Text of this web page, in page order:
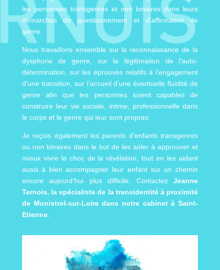
les personnes transgenres et non binaires dans leurs
démarches de questionnement et d’affirmation de
genre.
Nous travaillons ensemble sur la reconnaissance de la
dysphorie de genre, sur la légitimation de l’auto-
détermination, sur les éprouvés relatifs à l’engagement
d’une transition, sur l’accueil d’une éventuelle fluidité de
genre afin que les personnes soient capables de
construire leur vie sociale, intime, professionnelle dans
le corps et le genre qui leur sont propres.
Je reçois également les parents d’enfants transgenres
ou non binaires dans le but de les aider à approuver et
mieux vivre le choc de la révélation, tout en les aidant
aussi à bien accompagner leur enfant sur un chemin
encore aujourd’hui plus difficile. ContactezJeanne
Ternois, la spécialiste de la transidentité à proximité
de Monistrol-sur-Loire dans notre cabinet à Saint-
Etienne.